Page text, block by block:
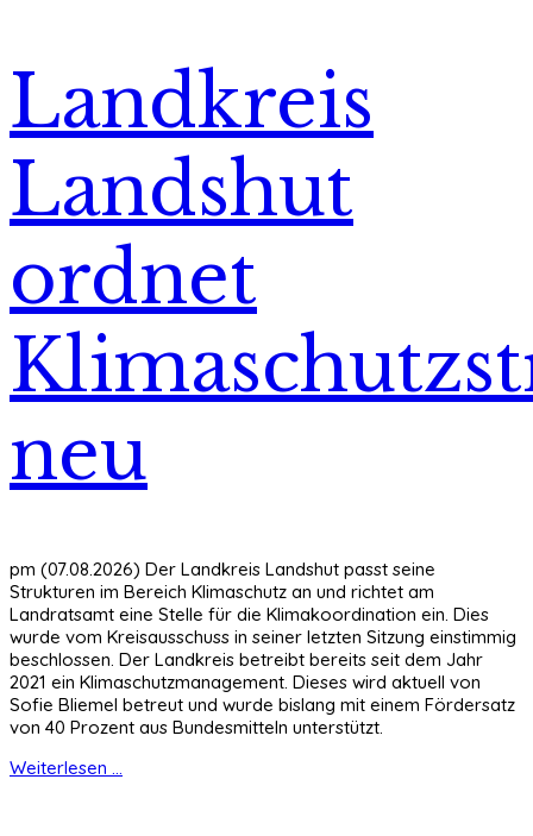
Landkreis
Landshut
ordnet
neu
pm (07.08.2026) Der Landkreis Landshut passt seine
Strukturen im Bereich Klimaschutz an und richtet am
Landratsamt eine Stelle für die Klimakoordination ein. Dies
wurde vom Kreisausschuss in seiner letzten Sitzung einstimmig
beschlossen. Der Landkreis betreibt bereits seit dem Jahr
2021 ein Klimaschutzmanagement. Dieses wird aktuell von
Sofie Bliemel betreut und wurde bislang mit einem Fördersatz
von 40 Prozent aus Bundesmitteln unterstützt.
Weiterlesen ...